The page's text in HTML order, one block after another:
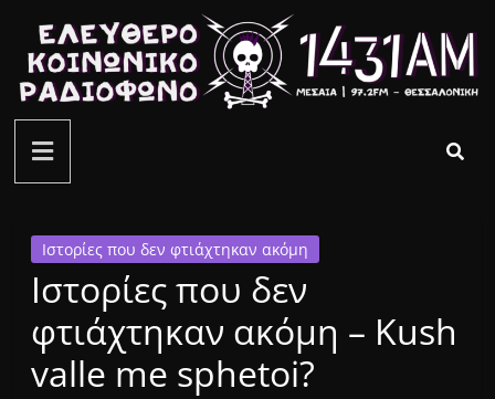
περιεχόμενο
ελεύθερο
κοινωνικό
ραδιόφωνο
1431AM
Ιστορίες που δεν φτιάχτηκαν ακόμη
Ιστορίες που δεν
φτιάχτηκαν ακόμη – Kush
valle me sphetoi?